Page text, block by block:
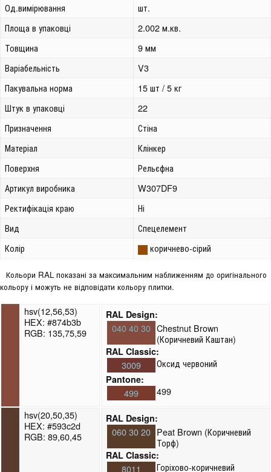
Од.вимірювання
шт.
Площа в упаковці
2.002 м.кв.
Товщина
9 мм
Варіабельність
V3
Пакувальна норма
15 шт / 5 кг
Штук в упаковці
22
Призначення
Стіна
Матеріал
Клінкер
Поверхня
Рельєфна
Артикул виробника
W307DF9
Ректифікація краю
Ні
Вид
Спецелемент
Колір
коричнево-сірий
Кольори RAL показані за максимальним наближенням до оригінального
кольору і можуть не відповідати кольору плитки.
hsv(12,56,53)
HEX: #874b3b
RGB: 135,75,59
RAL Design:
040 40 30 Chestnut Brown
(Коричневий Каштан)
RAL Classic:
3009 Оксид червоний
Pantone:
499
499
hsv(20,50,35)
HEX: #593c2d
RGB: 89,60,45
RAL Design:
060 30 20 Peat Brown (Коричневий
Торф)
RAL Classic:
8011 Горіхово-коричневий